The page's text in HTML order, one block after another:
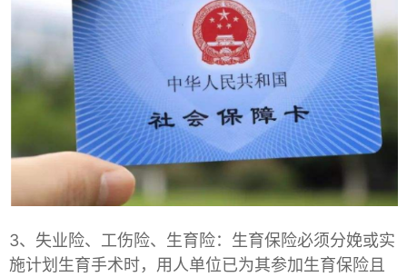
3、失业险、工伤险、生育险：生育保险必须分娩或实
施计划生育手术时，用人单位已为其参加生育保险且